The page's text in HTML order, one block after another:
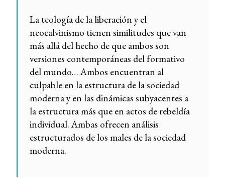
La teología de la liberación y el
neocalvinismo tienen similitudes que van
más allá del hecho de que ambos son
versiones contemporáneas del formativo
del mundo… Ambos encuentran al
culpable en la estructura de la sociedad
moderna y en las dinámicas subyacentes a
la estructura más que en actos de rebeldía
individual. Ambas ofrecen análisis
estructurados de los males de la sociedad
moderna.